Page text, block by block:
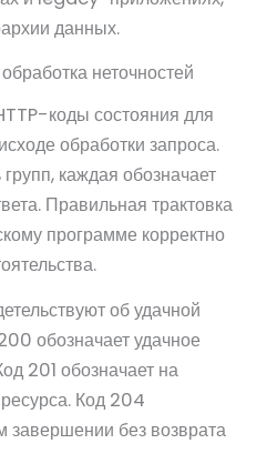
данных.
неточностей
коды состояния для
обработки запроса.
каждая обозначает
Правильная трактовка
программе корректно
об удачной
обозначает удачное
201 обозначает на
Код 204
завершении без возврата